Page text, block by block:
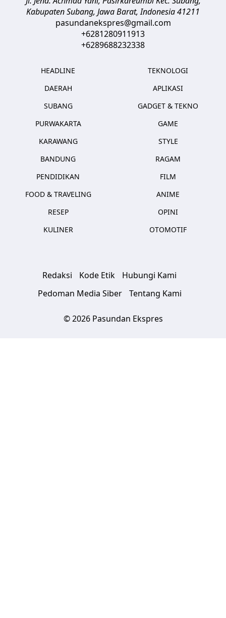
Kabupaten Subang, Jawa Barat,Indonesia41211
pasundanekspres@gmail.com
+6281280911913
+6289688232338
HEADLINE
DAERAH
SUBANG
PURWAKARTA
KARAWANG
BANDUNG
PENDIDIKAN
FOOD & TRAVELING
RESEP
KULINER
TEKNOLOGI
APLIKASI
GADGET & TEKNO
GAME
STYLE
RAGAM
FILM
ANIME
OPINI
OTOMOTIF
Redaksi Kode Etik
Hubungi Kami
Pedoman Media Siber
Tentang Kami
© 2026 Pasundan Ekspres